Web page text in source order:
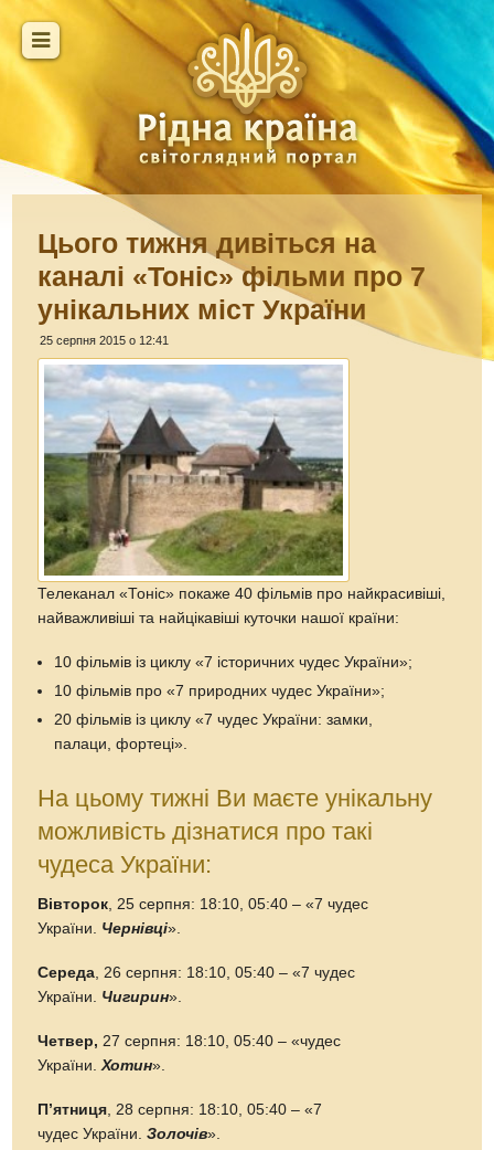
Цього тижня дивіться на
каналі «Тоніс» фільми про 7
унікальних міст України
25 серпня 2015 о 12:41
Телеканал «Тоніс» покаже 40 фільмів про найкрасивіші,
найважливіші та найцікавіші куточки нашої країни:
10 фільмів із циклу «7 історичних чудес України»;
10 фільмів про «7 природних чудес України»;
20 фільмів із циклу «7 чудес України: замки,
палаци, фортеці».
На цьому тижні Ви маєте унікальну
можливість дізнатися про такі
чудеса України:
Вівторок , 25 серпня: 18:10, 05:40 – «7 чудес
України. Чернівці».
Середа , 26 серпня: 18:10, 05:40 – «7 чудес
України. Чигирин».
Четвер, 27 серпня: 18:10, 05:40 – «чудес
України.Хотин».
П’ятниця , 28 серпня: 18:10, 05:40 – «7
чудес України.Золочів».